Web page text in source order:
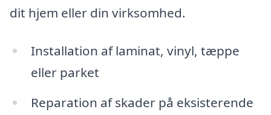
dit hjem eller din virksomhed.
Installation af laminat, vinyl, tæppe
eller parket
Reparation af skader på eksisterende